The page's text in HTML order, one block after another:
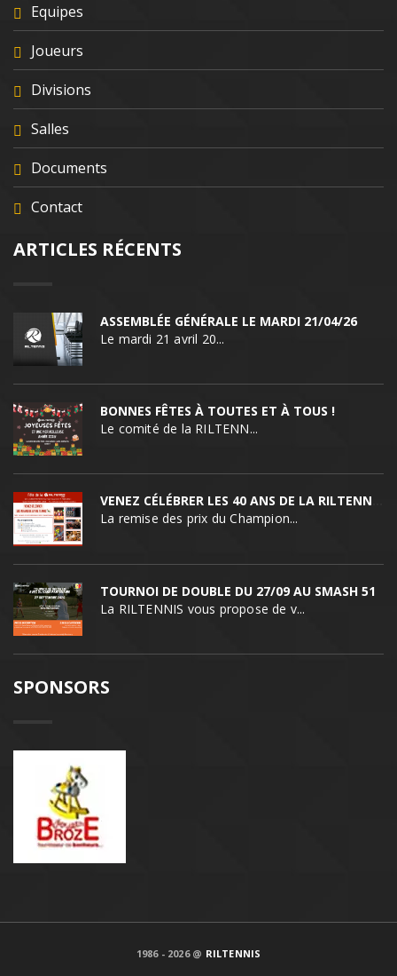
Equipes
Joueurs
Divisions
Salles
Documents
Contact
ARTICLES RÉCENTS
ASSEMBLÉE GÉNÉRALE LE MARDI 21/04/26
Le mardi 21 avril 20...
BONNES FÊTES À TOUTES ET À TOUS !
Le comité de la RILTENN...
La remise des prix du Champion...
TOURNOI DE DOUBLE DU 27/09 AU SMASH 51
La RILTENNIS vous propose de v...
SPONSORS
1986 - 2026 @ RILTENNIS